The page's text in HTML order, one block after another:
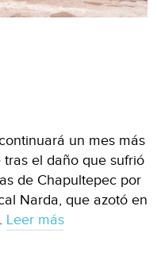
un mes más
el daño que sufrió
de Chapultepec por
Narda, que azotó en
Leer más